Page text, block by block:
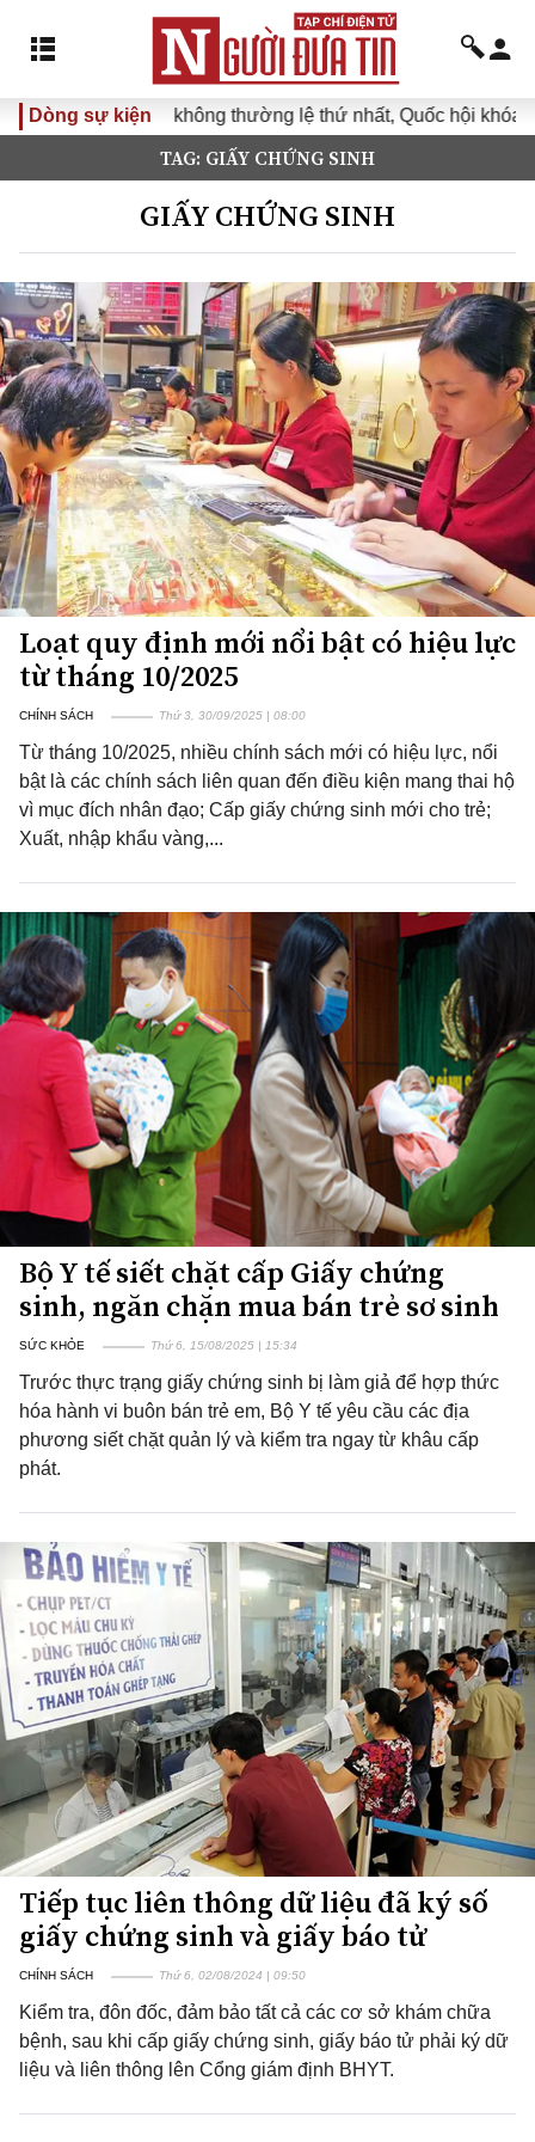
Dòng sự kiện
Kỳ họp không thường lệ thứ nhất, Quốc hội khóa XVI
TAG: GIẤY CHỨNG SINH
GIẤY CHỨNG SINH
Loạt quy định mới nổi bật có hiệu lực
từ tháng 10/2025
CHÍNH SÁCH Thứ 3, 30/09/2025 | 08:00
Từ tháng 10/2025, nhiều chính sách mới có hiệu lực, nổi
bật là các chính sách liên quan đến điều kiện mang thai hộ
vì mục đích nhân đạo; Cấp giấy chứng sinh mới cho trẻ;
Xuất, nhập khẩu vàng,...
Bộ Y tế siết chặt cấp Giấy chứng
sinh, ngăn chặn mua bán trẻ sơ sinh
SỨC KHỎE Thứ 6, 15/08/2025 | 15:34
Trước thực trạng giấy chứng sinh bị làm giả để hợp thức
hóa hành vi buôn bán trẻ em, Bộ Y tế yêu cầu các địa
phương siết chặt quản lý và kiểm tra ngay từ khâu cấp
phát.
Tiếp tục liên thông dữ liệu đã ký số
giấy chứng sinh và giấy báo tử
CHÍNH SÁCH Thứ 6, 02/08/2024 | 09:50
Kiểm tra, đôn đốc, đảm bảo tất cả các cơ sở khám chữa
bệnh, sau khi cấp giấy chứng sinh, giấy báo tử phải ký dữ
liệu và liên thông lên Cổng giám định BHYT.